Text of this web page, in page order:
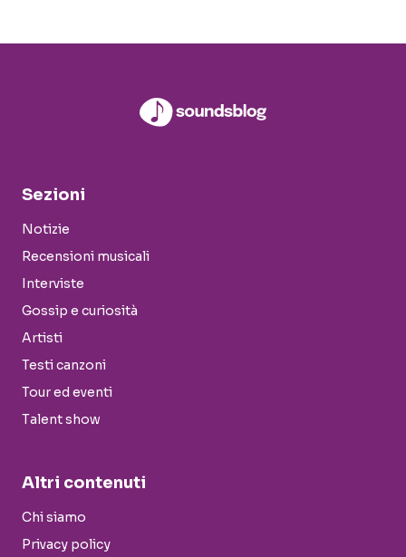
Sezioni
Notizie
Recensioni musicali
Interviste
Gossip e curiosità
Artisti
Testi canzoni
Tour ed eventi
Talent show
Altri contenuti
Chi siamo
Privacy policy